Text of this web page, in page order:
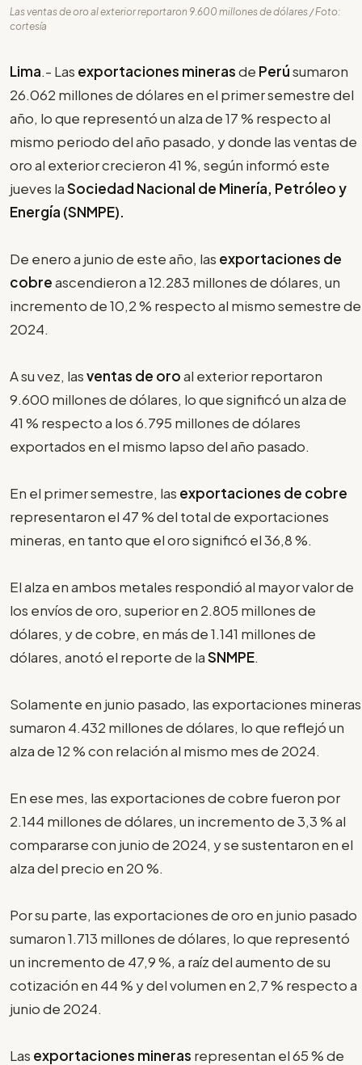
Las ventas de oro al exterior reportaron 9.600 millones de dólares / Foto:
cortesía
Lima.- Las exportaciones minerasde Perúsumaron
26.062 millones de dólares en el primer semestre del
año, lo que representó un alza de 17 % respecto al
mismo periodo del año pasado, y donde las ventas de
oro al exterior crecieron 41 %, según informó este
jueves laSociedad Nacional de Minería, Petróleo y
Energía (SNMPE).
De enero a junio de este año, las exportaciones de
cobreascendieron a 12.283 millones de dólares, un
incremento de 10,2 % respecto al mismo semestre de
2024.
A su vez, lasventas de oroal exterior reportaron
9.600 millones de dólares, lo que significó un alza de
41 % respecto a los 6.795 millones de dólares
exportados en el mismo lapso del año pasado.
En el primer semestre, las exportaciones de cobre
representaron el 47 % del total de exportaciones
mineras, en tanto que el oro significó el 36,8 %.
El alza en ambos metales respondió al mayor valor de
los envíos de oro, superior en 2.805 millones de
dólares, y de cobre, en más de 1.141 millones de
dólares, anotó el reporte de laSNMPE.
Solamente en junio pasado, las exportaciones mineras
sumaron 4.432 millones de dólares, lo que reflejó un
alza de 12 % con relación al mismo mes de 2024.
En ese mes, las exportaciones de cobre fueron por
2.144 millones de dólares, un incremento de 3,3 % al
compararse con junio de 2024, y se sustentaron en el
alza del precio en 20 %.
Por su parte, las exportaciones de oro en junio pasado
sumaron 1.713 millones de dólares, lo que representó
un incremento de 47,9 %, a raíz del aumento de su
cotización en 44 % y del volumen en 2,7 % respecto a
junio de 2024.
Las exportaciones mineras representan el 65 % de